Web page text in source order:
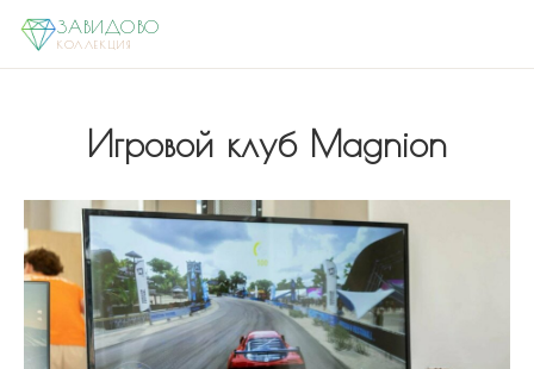
Игровой клуб Magnion
ЗАВИДОВО
КОЛЛЕКЦИЯ